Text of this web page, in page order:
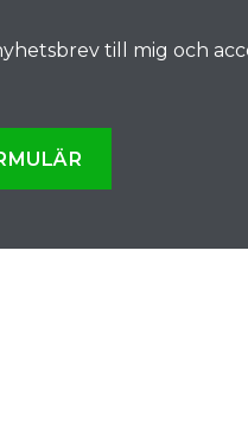
till mig och